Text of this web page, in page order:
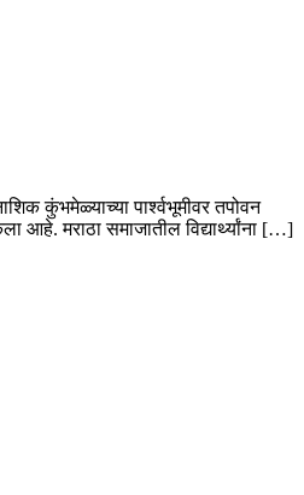
कुंभमेळ्याच्या पार्श्वभूमीवर तपोवन
आहे. मराठा समाजातील विद्यार्थ्यांना […]